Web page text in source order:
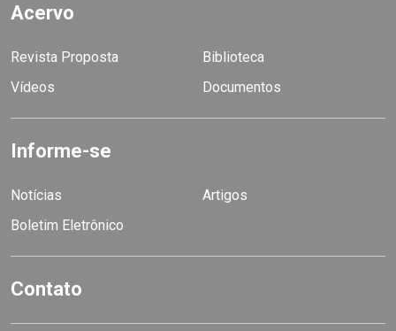
Acervo
Revista Proposta
Biblioteca
Vídeos
Documentos
Informe-se
Notícias
Artigos
Boletim Eletrônico
Contato